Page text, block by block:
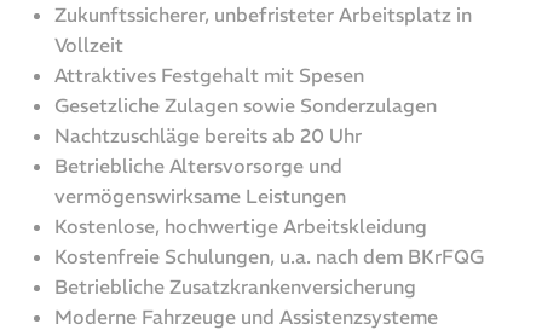
Zukunftssicherer, unbefristeter Arbeitsplatz in
Vollzeit
Attraktives Festgehalt mit Spesen
Gesetzliche Zulagen sowie Sonderzulagen
Nachtzuschläge bereits ab 20 Uhr
Betriebliche Altersvorsorge und
vermögenswirksame Leistungen
Kostenlose, hochwertige Arbeitskleidung
Kostenfreie Schulungen, u.a. nach dem BKrFQG
Betriebliche Zusatzkrankenversicherung
Moderne Fahrzeuge und Assistenzsysteme